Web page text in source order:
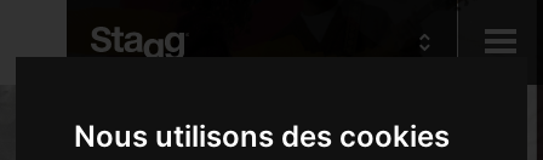
Nous utilisons des cookies
Kids
Produits